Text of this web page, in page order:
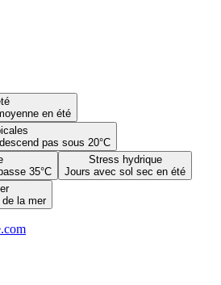
en été
pas sous 20°C
35°C
Stress hydrique
Jours avec sol sec en été
la mer